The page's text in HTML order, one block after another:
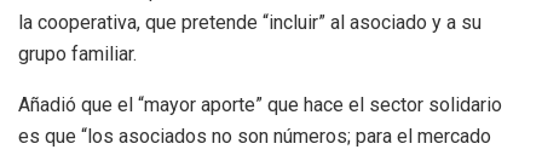
la cooperativa, que pretende “incluir” al asociado y a su
grupo familiar.
Añadió que el “mayor aporte” que hace el sector solidario
es que “los asociados no son números; para el mercado